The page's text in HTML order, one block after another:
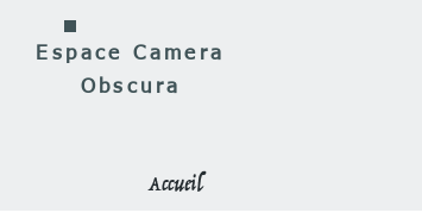
Espace Camera
Obscura
Accueil